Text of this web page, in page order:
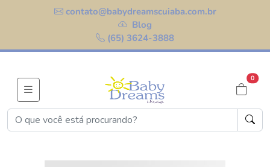
contato@babydreamscuiaba.com.br
Blog
(65) 3624-3888
0